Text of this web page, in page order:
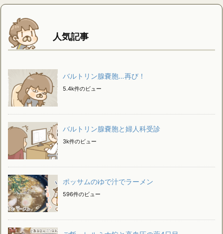
人気記事
バルトリン腺嚢胞…再び！
5.4k件のビュー
バルトリン腺嚢胞と婦人科受診
3k件のビュー
ポッサムのゆで汁でラーメン
596件のビュー